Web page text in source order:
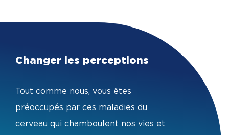
Changer les perceptions
Tout comme nous, vous êtes
préoccupés par ces maladies du
cerveau qui chamboulent nos vies et